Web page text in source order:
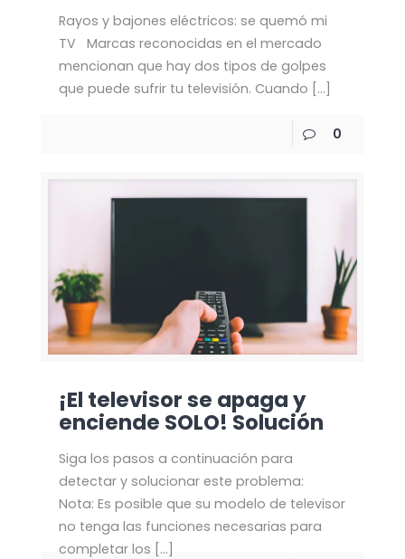
Rayos y bajones eléctricos: se quemó mi
TV Marcas reconocidas en el mercado
mencionan que hay dos tipos de golpes
que puede sufrir tu televisión. Cuando […]
0
¡El televisor se apaga y
enciende SOLO! Solución
Siga los pasos a continuación para
detectar y solucionar este problema:
Nota: Es posible que su modelo de televisor
no tenga las funciones necesarias para
completar los […]